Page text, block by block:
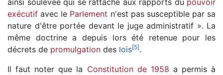
exécutif avec le Parlement n'est pas susceptible par sa
nature d'être portée devant le juge administratif ». La
même doctrine a depuis lors été retenue pour les
décrets de promulgation des lois[5].
Il faut noter que la Constitution de 1958 a permis à